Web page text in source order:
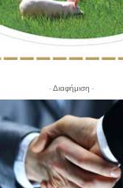
- Διαφήμιση -